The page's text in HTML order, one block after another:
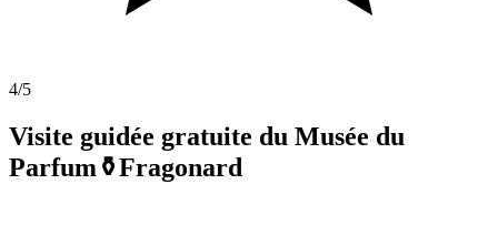
4/5
Visite guidée gratuite du Musée du
Parfum⚱️Fragonard